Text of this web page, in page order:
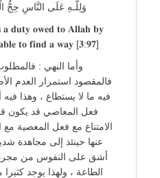
وَلِلَّـهِ عَلَى النَّاسِ حِجُّ
𝐚 𝐝𝐮𝐭𝐲 𝐨𝐰𝐞𝐝 𝐭𝐨 𝐀𝐥𝐥𝐚𝐡 𝐛𝐲
𝐭𝐨 𝐟𝐢𝐧𝐝 𝐚 𝐰𝐚𝐲 [𝟑:𝟗𝟕]
وأما النهي :
فالمقصود استمرار العدم
فيه ما لا يستطاع ، وهذا
فعل المعاصي قد يكون
الامتناع مع فعل المعصية مع
أشق على النفوس من
الطاعة ، ولهذا يوجد